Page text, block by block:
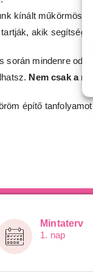
kínált műkörmös
tartják, akik
során mindenre
Nem csak a
építő
Mintaterv
1. nap